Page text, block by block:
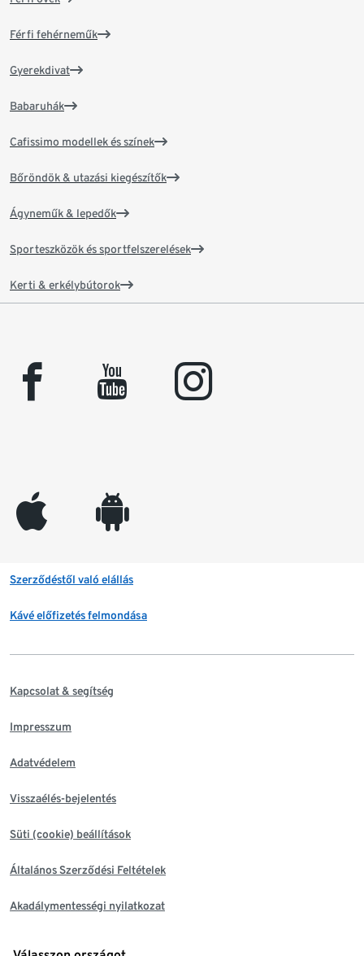
Férfi fehérneműk
Gyerekdivat
Babaruhák
Cafissimo modellek és színek
Bőröndök & utazási kiegészítők
Ágyneműk & lepedők
Sporteszközök és sportfelszerelések
Kerti & erkélybútorok
facebook youtube instagram
appleinc android
Szerződéstől való elállás
Kávé előfizetés felmondása
Kapcsolat & segítség
Impresszum
Adatvédelem
Visszaélés-bejelentés
Süti (cookie) beállítások
Általános Szerződési Feltételek
Akadálymentességi nyilatkozat